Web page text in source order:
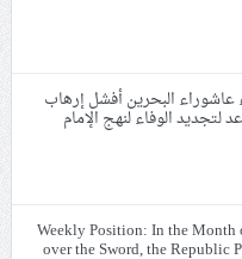
البحرين أفشل إرهاب
لتجديد الوفاء لنهج الإمام
Weekly Position: In the
over the Sword, the Republic